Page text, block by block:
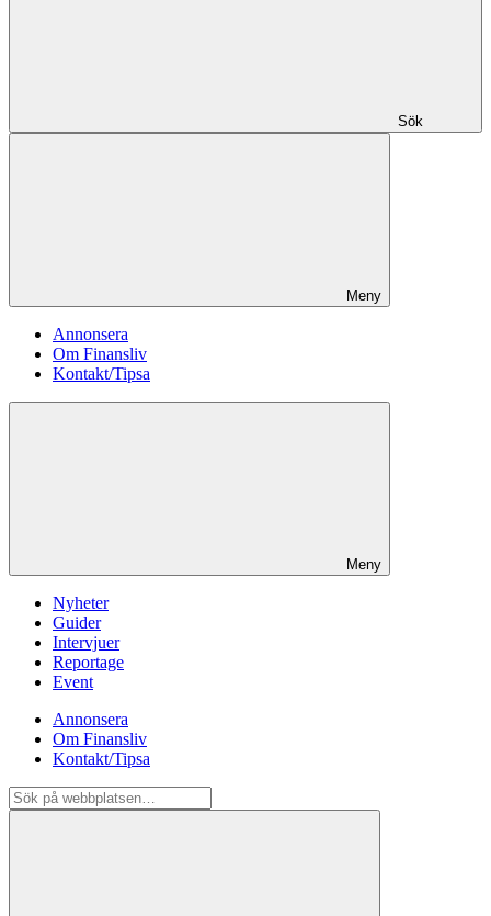
Sök
Meny
Annonsera
Om Finansliv
Kontakt/Tipsa
Meny
Nyheter
Guider
Intervjuer
Reportage
Event
Annonsera
Om Finansliv
Kontakt/Tipsa